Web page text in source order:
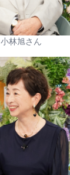
小林旭さん